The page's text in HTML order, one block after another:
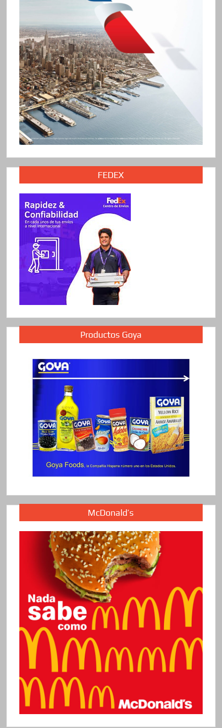
FEDEX
Productos Goya
McDonald’s